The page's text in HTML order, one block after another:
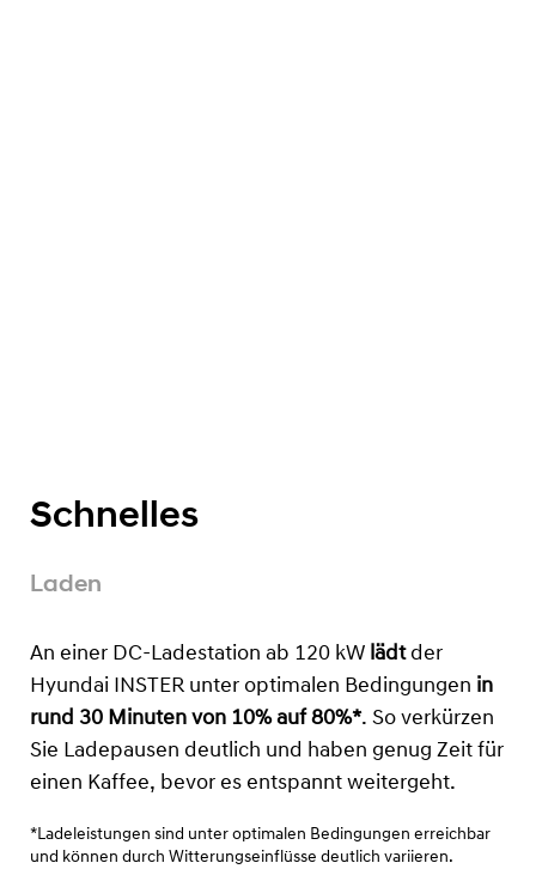
Schnelles
Laden
An einer DC-Ladestation ab 120 kW lädt der
Hyundai INSTER unter optimalen Bedingungen in
rund 30 Minuten von 10% auf 80%*. So verkürzen
Sie Ladepausen deutlich und haben genug Zeit für
einen Kaffee, bevor es entspannt weitergeht.
*Ladeleistungen sind unter optimalen Bedingungen erreichbar
und können durch Witterungseinflüsse deutlich variieren.